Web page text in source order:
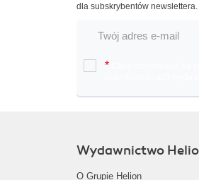
dla subskrybentów newslettera.
*
Wydawnictwo
O Grupie Helion